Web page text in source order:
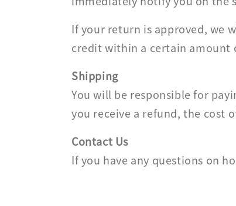
If your return is approved, we
credit within a certain amount
Shipping
You will be responsible for
you receive a refund, the cost
Contact Us
If you have any questions on